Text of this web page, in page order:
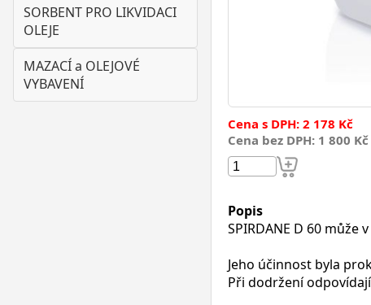
SORBENT PRO LIKVIDACI
OLEJE
MAZACÍ a OLEJOVÉ
VYBAVENÍ
Cena s DPH: 2 178 Kč
Cena bez DPH: 1 800 Kč
Popis
SPIRDANE D 60
Jeho účinnost byla
Při dodržení